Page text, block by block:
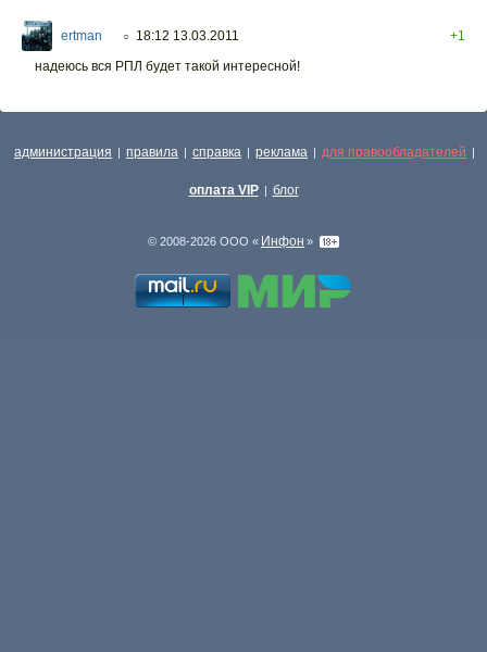
ertman ○ 18:12 13.03.2011
+1
надеюсь вся РПЛ будет такой интересной!
администрация | правила | справка | реклама | для правообладателей |
оплата VIP | блог
© 2008-2026 ООО « Инфон »